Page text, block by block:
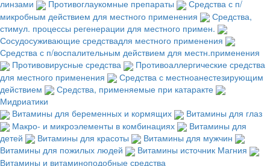
линзами
Противоглаукомные препараты
Средства с п/
микробным действием для местного применения
Средства,
стимул. процессы регенерации для местного примен.
Сосудосуживающие средствадля местного применения
Средства с п/воспалительным действием для местн.применения
Противовирусные средства
Противоаллергические средства
для местного применения
Средства с местноанестезирующим
действием
Средства, применяемые при катаракте
Мидриатики
Витамины для беременных и кормящих
Витамины для глаз
Макро- и микроэлементы в комбинациях
Витамины для
детей
Витамины для красоты
Витамины для мужчин
Витамины для пожилых людей
Витамины источник Магния
Витамины и витаминоподобные средства